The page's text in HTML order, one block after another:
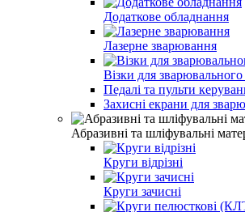
Додаткове обладнання
Лазерне зварювання
Візки для
Педалі та пульти
Захисні екрани для
Абразивні та шліфувальні
Круги відрізні
Круги зачисні